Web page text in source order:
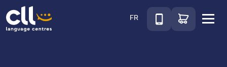
CLL
FR
TéléphoneAccéder au shop